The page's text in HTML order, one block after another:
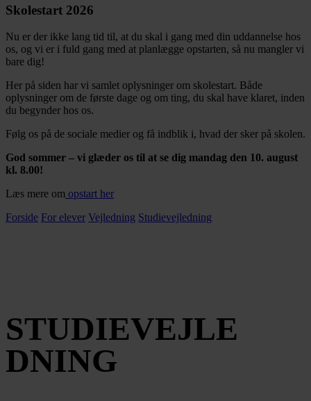
Skolestart 2026
Nu er der ikke lang tid til, at du skal i gang med din uddannelse hos
os, og vi er i fuld gang med at planlægge opstarten, så nu mangler vi
bare dig!
Her på siden har vi samlet oplysninger om skolestart. Både
oplysninger om de første dage og om ting, du skal have klaret, inden
du begynder hos os.
Følg os på de sociale medier og få indblik i, hvad der sker på skolen.
God sommer – vi glæder os til at se dig mandag den 10. august
kl. 8.00!
Læs mere om opstart her
Forside For elever Vejledning Studievejledning
STUDIEVEJLE
DNING